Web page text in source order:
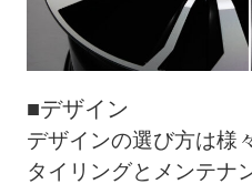
■デザイン
デザインの選び方は様
タイリングとメンテナ